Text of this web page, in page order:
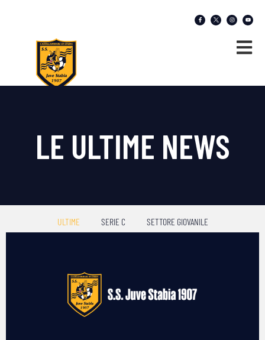
LE ULTIME NEWS
ULTIME SERIE C SETTORE GIOVANILE